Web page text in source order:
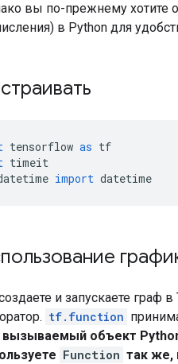
вы по-прежнему хотите
в Python для
tensorflow as tf
timeit
import datetime
и запускаете граф
tf.function
вызываемый объект
Function так же,